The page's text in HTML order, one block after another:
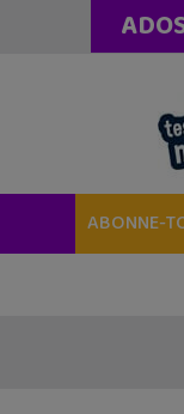
ABONNE-